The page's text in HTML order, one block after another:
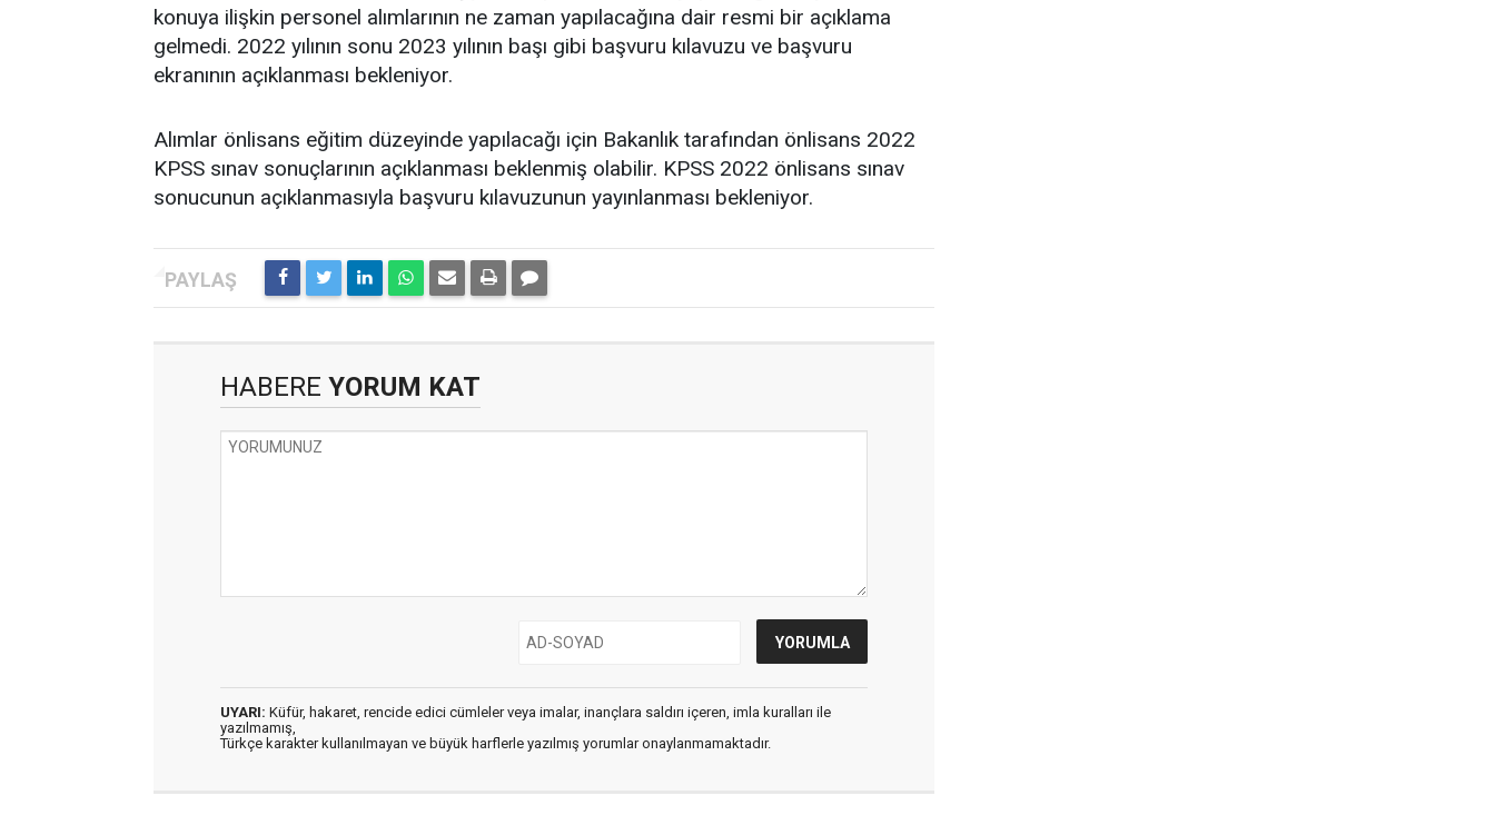
konuya ilişkin personel alımlarının ne zaman yapılacağına dair resmi bir açıklama
gelmedi. 2022 yılının sonu 2023 yılının başı gibi başvuru kılavuzu ve başvuru
ekranının açıklanması bekleniyor.
Alımlar önlisans eğitim düzeyinde yapılacağı için Bakanlık tarafından önlisans 2022
KPSS sınav sonuçlarının açıklanması beklenmiş olabilir. KPSS 2022 önlisans sınav
sonucunun açıklanmasıyla başvuru kılavuzunun yayınlanması bekleniyor.
HABERE YORUM KAT
UYARI: Küfür, hakaret, rencide edici cümleler veya imalar, inançlara saldırı içeren, imla kuralları ile
yazılmamış,
Türkçe karakter kullanılmayan ve büyük harflerle yazılmış yorumlar onaylanmamaktadır.